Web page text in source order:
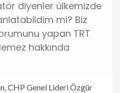
diyenler ülkemizde
mi? Biz
yapan TRT
hakkında
CHP Genel Lideri Özgür